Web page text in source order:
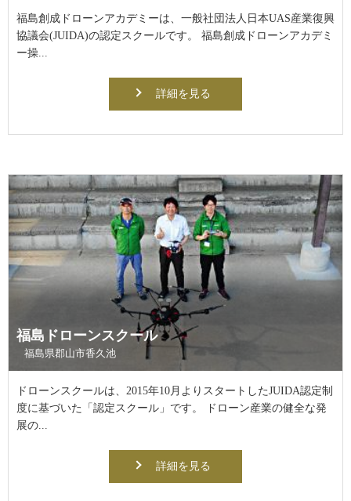
福島創成ドローンアカデミーは、一般社団法人日本UAS産業復興
協議会(JUIDA)の認定スクールです。 福島創成ドローンアカデミ
ー操...
詳細を見る
福島ドローンスクール
福島県郡山市香久池
ドローンスクールは、2015年10月よりスタートしたJUIDA認定制
度に基づいた「認定スクール」です。 ドローン産業の健全な発
展の...
詳細を見る